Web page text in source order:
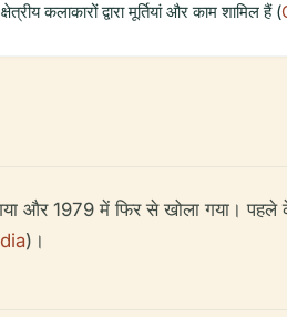
कलाकारों द्वारा मूर्तियां और काम शामिल हैं (
और 1979 में फिर से खोला गया।
)।